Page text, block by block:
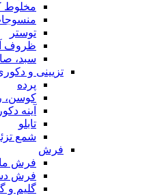
مخلوط
توستر
ظروف
سبد،
تزیینی و
پرده
کوسن،
آینه
تابلو
شمع
فرش
فرش
فرش
گلیم و